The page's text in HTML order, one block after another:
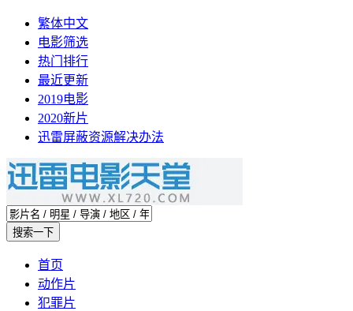
繁体中文
电影筛选
热门排行
最近更新
2019电影
2020新片
迅雷屏蔽资源解决办法
首页
动作片
犯罪片